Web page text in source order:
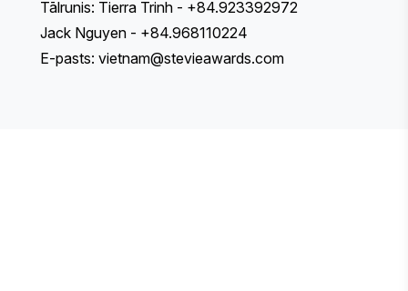
Tālrunis: Tierra Trinh - +84.923392972
Jack Nguyen - +84.968110224
E-pasts: vietnam@stevieawards.com